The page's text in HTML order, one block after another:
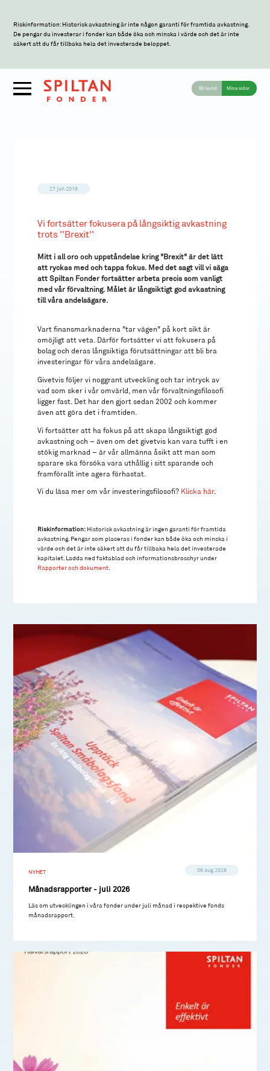
Riskinformation: Historisk avkastning är inte någon garanti för framtida avkastning.
De pengar du investerar i fonder kan både öka och minska i värde och det är inte
säkert att du får tillbaka hela det investerade beloppet.
Bli kund Mina sidor
27 jun 2016
Vi fortsätter fokusera på långsiktig avkastning
trots ''Brexit''
Mitt i all oro och uppståndelse kring "Brexit" är det lätt
att ryckas med och tappa fokus. Med det sagt vill vi säga
att Spiltan Fonder fortsätter arbeta precis som vanligt
med vår förvaltning. Målet är långsiktigt god avkastning
till våra andelsägare.
Vart finansmarknaderna "tar vägen" på kort sikt är
omöjligt att veta. Därför fortsätter vi att fokusera på
bolag och deras långsiktiga förutsättningar att bli bra
investeringar för våra andelsägare.
Givetvis följer vi noggrant utveckling och tar intryck av
vad som sker i vår omvärld, men vår förvaltningsfilosofi
ligger fast. Det har den gjort sedan 2002 och kommer
även att göra det i framtiden.
Vi fortsätter att ha fokus på att skapa långsiktigt god
avkastning och – även om det givetvis kan vara tufft i en
stökig marknad – är vår allmänna åsikt att man som
sparare ska försöka vara uthållig i sitt sparande och
framförallt inte agera förhastat.
Vi du läsa mer om vår investeringsfilosofi? Klicka här.
Riskinformation: Historisk avkastning är ingen garanti för framtida
avkastning. Pengar som placeras i fonder kan både öka och minska i
värde och det är inte säkert att du får tillbaka hela det investerade
kapitalet. Ladda ned faktablad och informationsbroschyr under
Rapporter och dokument
NYHET 06 aug 2026
Månadsrapporter - juli 2026
Läs om utvecklingen i våra fonder under juli månad i respektive fonds
månadsrapport.